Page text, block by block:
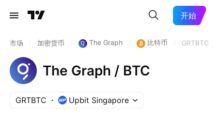
开始
市场 加密货币 The Graph 比特币 GRTBTC
The Graph / BTC
GRTBTC Upbit Singapore